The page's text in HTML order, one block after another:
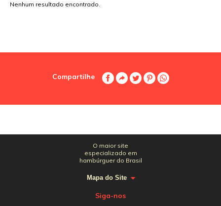
Nenhum resultado encontrado.
Compartilhe
O maior site
especializado em
hambúrguer do Brasil
Mapa do Site
Siga-nos